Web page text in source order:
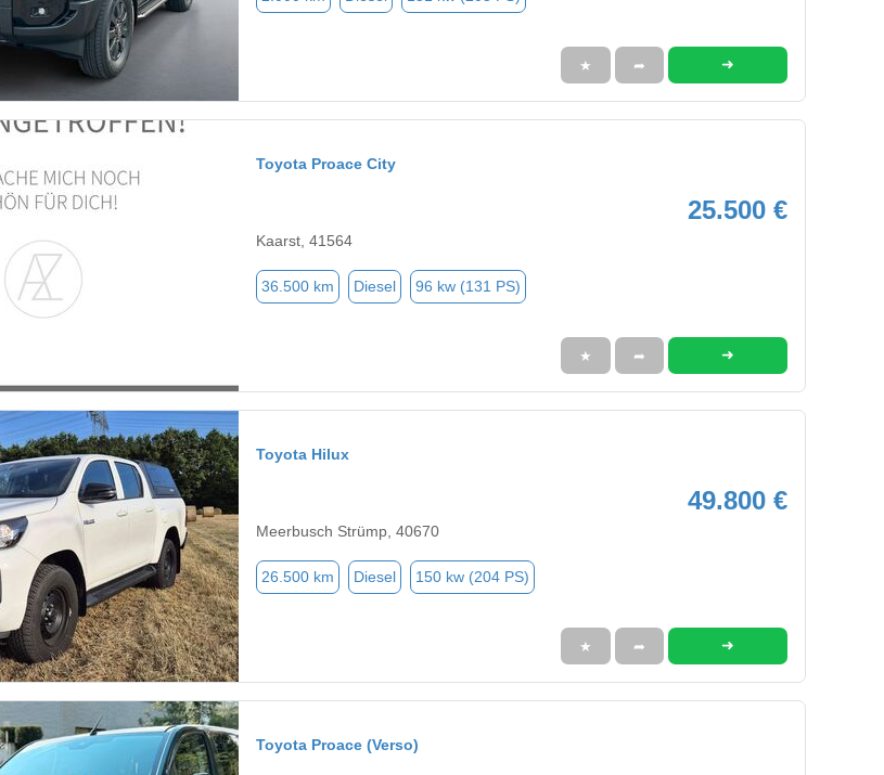
★ ➦ ➜
Toyota Proace City
25.500 €
Kaarst, 41564
36.500 km Diesel 96 kw (131 PS)
★ ➦ ➜
Toyota Hilux
49.800 €
Meerbusch Strümp, 40670
26.500 km Diesel 150 kw (204 PS)
★ ➦ ➜
Toyota Proace (Verso)